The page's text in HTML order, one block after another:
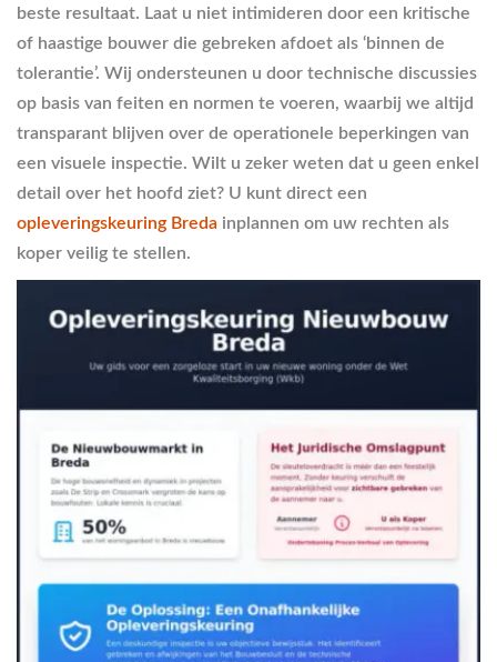
beste resultaat. Laat u niet intimideren door een kritische
of haastige bouwer die gebreken afdoet als ‘binnen de
tolerantie’. Wij ondersteunen u door technische discussies
op basis van feiten en normen te voeren, waarbij we altijd
transparant blijven over de operationele beperkingen van
een visuele inspectie. Wilt u zeker weten dat u geen enkel
detail over het hoofd ziet? U kunt direct een
opleveringskeuring Breda inplannen om uw rechten als
koper veilig te stellen.